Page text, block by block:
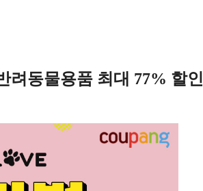
려동물용품 최대 77% 할인